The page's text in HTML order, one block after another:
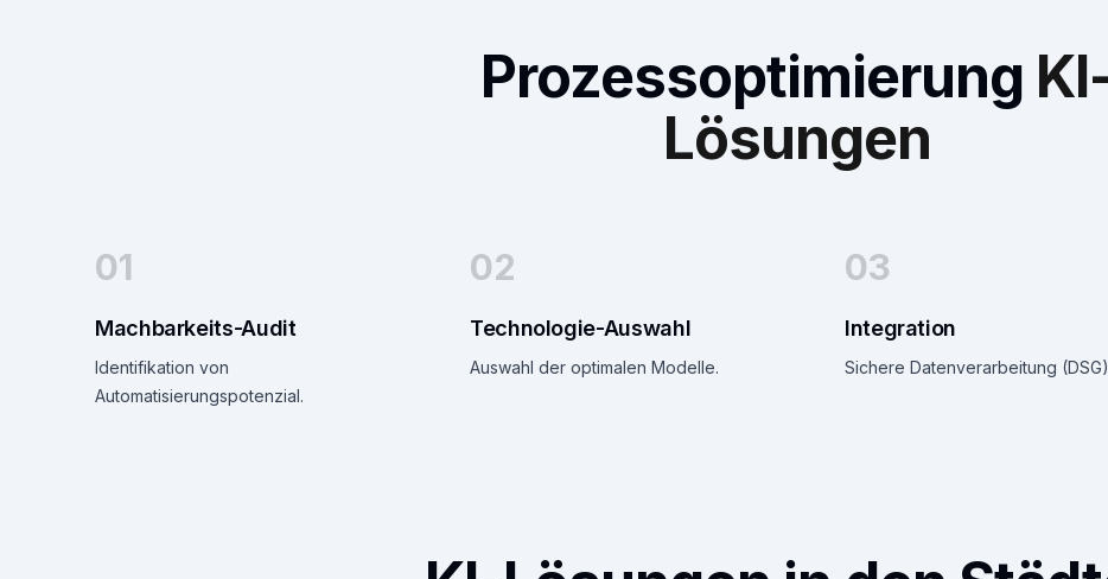
Prozessoptimierung
Lösungen
01
Machbarkeits-Audit
Identifikation von
Automatisierungspotenzial.
02
Technologie-Auswahl
Auswahl der optimalen Modelle.
03
Integration
Sichere Datenverarbeitung